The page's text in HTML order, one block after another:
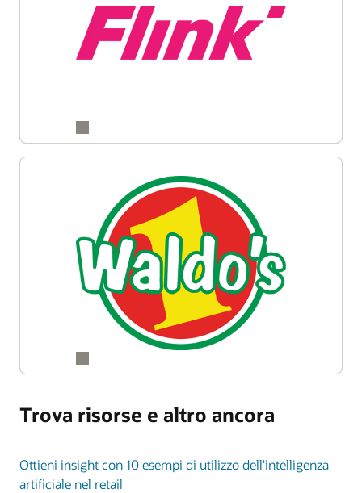
Trova risorse e altro ancora
Ottieni insight con 10 esempi di utilizzo dell'intelligenza
artificiale nel retail